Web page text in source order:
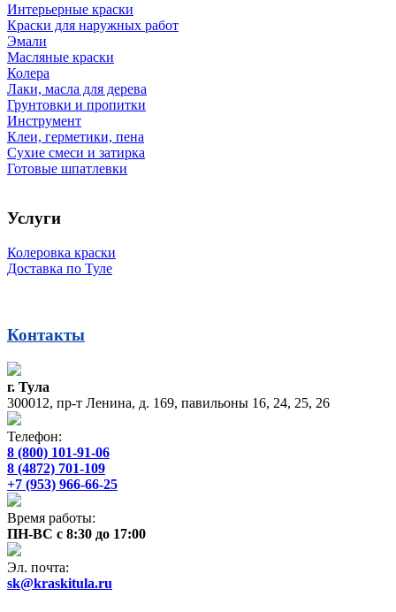
Интерьерные краски
Краски для наружных работ
Эмали
Масляные краски
Колера
Лаки, масла для дерева
Грунтовки и пропитки
Инструмент
Клеи, герметики, пена
Сухие смеси и затирка
Готовые шпатлевки
Услуги
Колеровка краски
Доставка по Туле
Контакты
г. Тула
300012, пр-т Ленина, д. 169, павильоны 16, 24, 25, 26
Телефон:
8 (800) 101-91-06
8 (4872) 701-109
+7 (953) 966-66-25
Время работы:
ПН-ВС с 8:30 до 17:00
Эл. почта:
sk@kraskitula.ru